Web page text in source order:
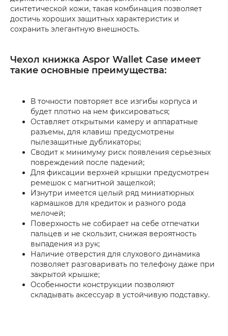
синтетической кожи, такая комбинация позволяет
достичь хороших защитных характеристик и
сохранить элегантную внешность.
Чехол книжка Aspor Wallet Case имеет
такие основные преимущества:
В точности повторяет все изгибы корпуса и
будет плотно на нем фиксироваться;
Оставляет открытыми камеру и аппаратные
разъемы, для клавиш предусмотрены
пылезащитные дубликаторы;
Сводит к минимуму риск появления серьезных
повреждений после падений;
Для фиксации верхней крышки предусмотрен
ремешок с магнитной защелкой;
Изнутри имеется целый ряд миниатюрных
кармашков для кредиток и разного рода
мелочей;
Поверхность не собирает на себе отпечатки
пальцев и не скользит, снижая вероятность
выпадения из рук;
Наличие отверстия для слухового динамика
позволяет разговаривать по телефону даже при
закрытой крышке;
Особенности конструкции позволяют
складывать аксессуар в устойчивую подставку.